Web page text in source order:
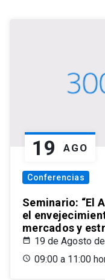
19 AGO
Conferencias
Seminario: “El
el
mercados y
19 de Agosto
09:00 a 11:00